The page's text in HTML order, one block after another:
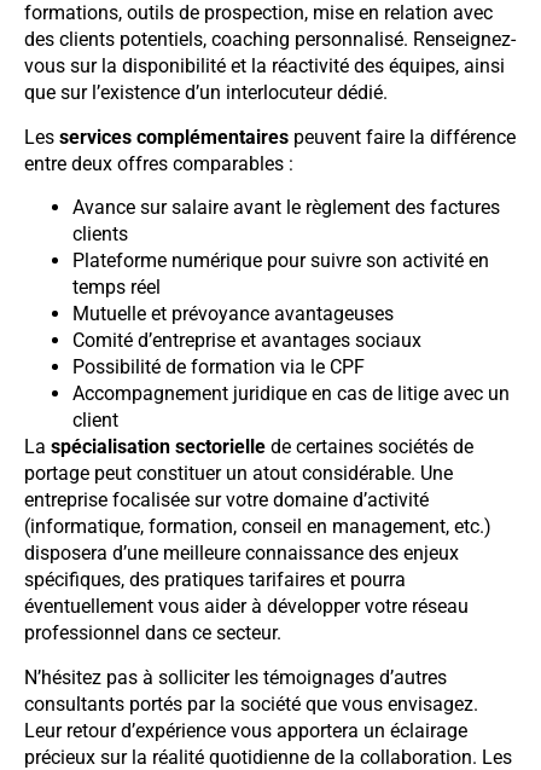
formations, outils de prospection, mise en relation avec
des clients potentiels, coaching personnalisé. Renseignez-
vous sur la disponibilité et la réactivité des équipes, ainsi
que sur l’existence d’un interlocuteur dédié.
Les services complémentaires peuvent faire la différence
entre deux offres comparables :
Avance sur salaire avant le règlement des factures
clients
Plateforme numérique pour suivre son activité en
temps réel
Mutuelle et prévoyance avantageuses
Comité d’entreprise et avantages sociaux
Possibilité de formation via le CPF
Accompagnement juridique en cas de litige avec un
client
La spécialisation sectorielle de certaines sociétés de
portage peut constituer un atout considérable. Une
entreprise focalisée sur votre domaine d’activité
(informatique, formation, conseil en management, etc.)
disposera d’une meilleure connaissance des enjeux
spécifiques, des pratiques tarifaires et pourra
éventuellement vous aider à développer votre réseau
professionnel dans ce secteur.
N’hésitez pas à solliciter les témoignages d’autres
consultants portés par la société que vous envisagez.
Leur retour d’expérience vous apportera un éclairage
précieux sur la réalité quotidienne de la collaboration. Les